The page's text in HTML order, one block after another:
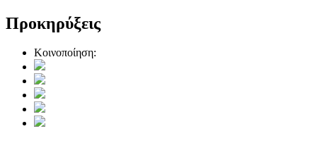
Προκηρύξεις
Κοινοποίηση: